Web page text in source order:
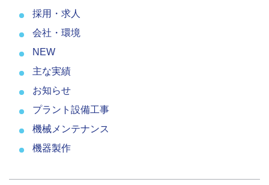
採用・求人
会社・環境
NEW
主な実績
お知らせ
プラント設備工事
機械メンテナンス
機器製作